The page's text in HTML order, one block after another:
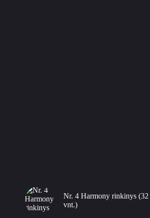
Nr. 4 Harmony rinkinys (32
vnt.)